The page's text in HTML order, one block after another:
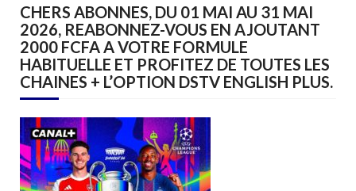
CHERS ABONNES, DU 01 MAI AU 31 MAI
2026, REABONNEZ-VOUS EN AJOUTANT
2000 FCFA A VOTRE FORMULE
HABITUELLE ET PROFITEZ DE TOUTES LES
CHAINES + L’OPTION DSTV ENGLISH PLUS.